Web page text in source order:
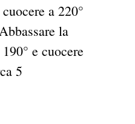
a 220°
la
e cuocere
5